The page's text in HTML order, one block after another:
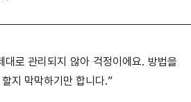
로 관리되지 않아 걱정이에요. 방법을
지 막막하기만 합니다.”